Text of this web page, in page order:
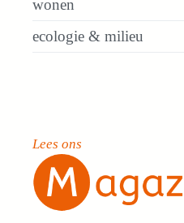
wonen
ecologie & milieu
Lees ons